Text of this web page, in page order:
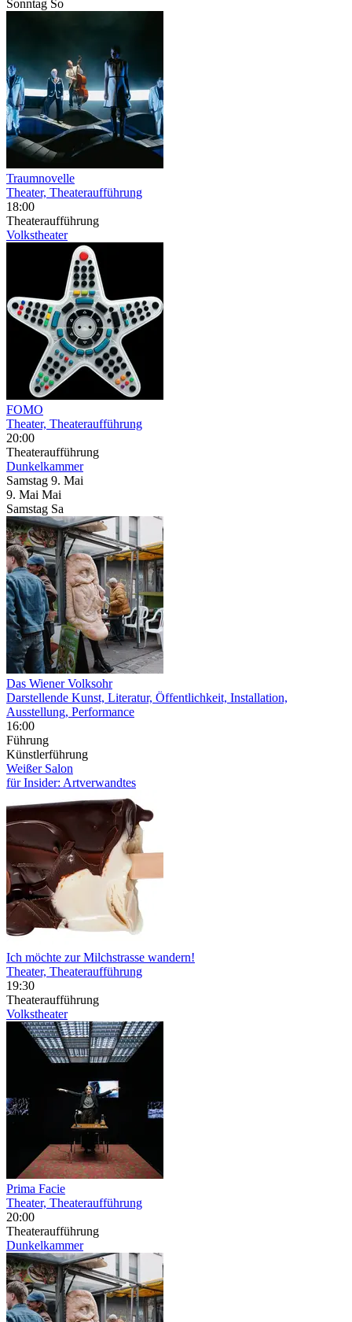
Sonntag So
Traumnovelle
Theater, Theateraufführung
18:00
Theateraufführung
Volkstheater
FOMO
Theater, Theateraufführung
20:00
Theateraufführung
Dunkelkammer
Samstag 9. Mai
9. Mai Mai
Samstag Sa
Das Wiener Volksohr
Darstellende Kunst, Literatur, Öffentlichkeit, Installation,
Ausstellung, Performance
16:00
Führung
Künstlerführung
Weißer Salon
für Insider: Artverwandtes
Ich möchte zur Milchstrasse wandern!
Theater, Theateraufführung
19:30
Theateraufführung
Volkstheater
Prima Facie
Theater, Theateraufführung
20:00
Theateraufführung
Dunkelkammer